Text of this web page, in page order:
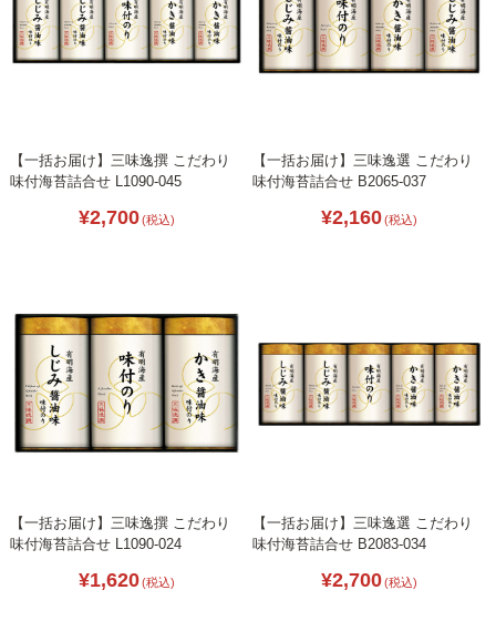
【一括お届け】三味逸撰 こだわり
味付海苔詰合せ L1090-045
¥2,700(税込)
【一括お届け】三味逸選 こだわり
味付海苔詰合せ B2065-037
¥2,160(税込)
【一括お届け】三味逸撰 こだわり
味付海苔詰合せ L1090-024
¥1,620(税込)
【一括お届け】三味逸選 こだわり
味付海苔詰合せ B2083-034
¥2,700(税込)